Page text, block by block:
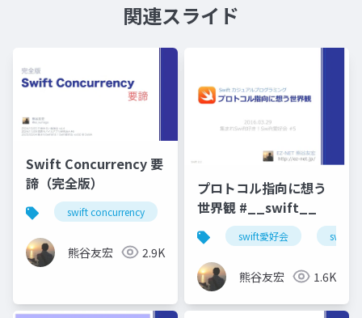
関連スライド
Swift Concurrency 要
諦（完全版）
swift concurrency swift愛好会 関モバ
熊谷友宏 2.9K
プロトコル指向に想う
世界観 #__swift__
swift愛好会 swift
熊谷友宏 1.6K